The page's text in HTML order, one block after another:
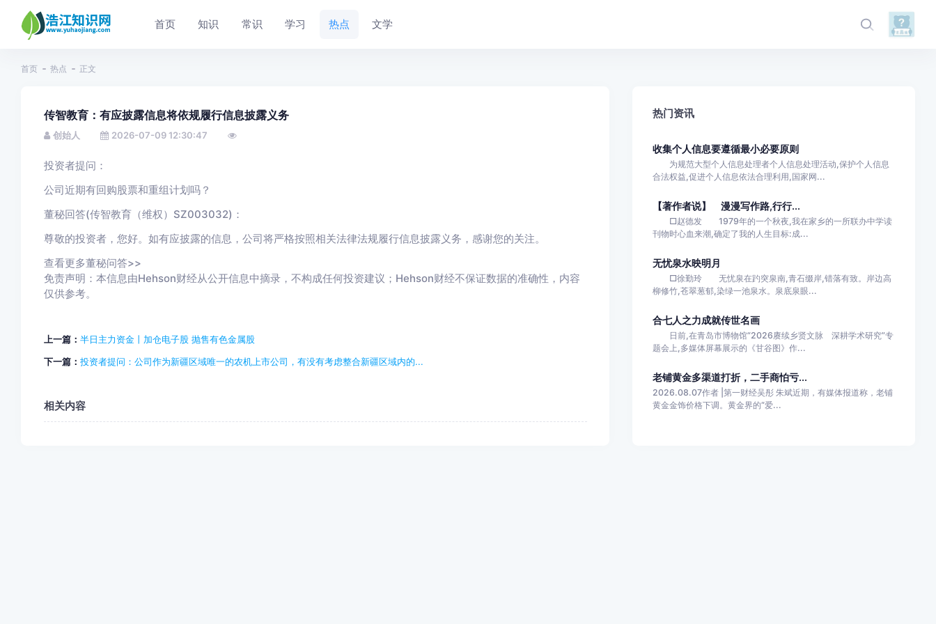
首页 知识 常识 学习 热点 文学
首页 热点 正文
传智教育：有应披露信息将依规履行信息披露义务
创始人 2026-07-09 12:30:47
投资者提问：
公司近期有回购股票和重组计划吗？
董秘回答(传智教育（维权）SZ003032)：
尊敬的投资者，您好。如有应披露的信息，公司将严格按照相关法律法规履行信息披露义务，感谢您的关注。
查看更多董秘问答>>
免责声明：本信息由Hehson财经从公开信息中摘录，不构成任何投资建议；Hehson财经不保证数据的准确性，内容
仅供参考。
上一篇： 半日主力资金丨加仓电子股 抛售有色金属股
下一篇： 投资者提问：公司作为新疆区域唯一的农机上市公司，有没有考虑整合新疆区域内的...
相关内容
热门资讯
收集个人信息要遵循最小必要原则
为规范大型个人信息处理者个人信息处理活动,保护个人信息
合法权益,促进个人信息依法合理利用,国家网...
【著作者说】 漫漫写作路,行行...
□赵德发 1979年的一个秋夜,我在家乡的一所联办中学读
刊物时心血来潮,确定了我的人生目标:成...
无忧泉水映明月
□徐勤玲 无忧泉在趵突泉南,青石缀岸,错落有致。岸边高
柳修竹,苍翠葱郁,染绿一池泉水。泉底泉眼...
合七人之力成就传世名画
日前,在青岛市博物馆“2026赓续乡贤文脉 深耕学术研究”专
题会上,多媒体屏幕展示的《甘谷图》作...
老铺黄金多渠道打折，二手商怕亏...
2026.08.07作者 |第一财经吴彤 朱斌近期，有媒体报道称，老铺
黄金金饰价格下调。黄金界的“爱...